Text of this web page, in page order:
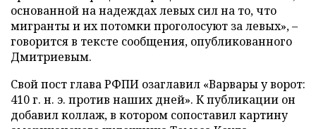
основанной на надеждах левых сил на то, что
мигранты и их потомки проголосуют за левых», –
говорится в тексте сообщения, опубликованного
Дмитриевым.
Свой пост глава РФПИ озаглавил «Варвары у ворот:
410 г. н. э. против наших дней». К публикации он
добавил коллаж, в котором сопоставил картину